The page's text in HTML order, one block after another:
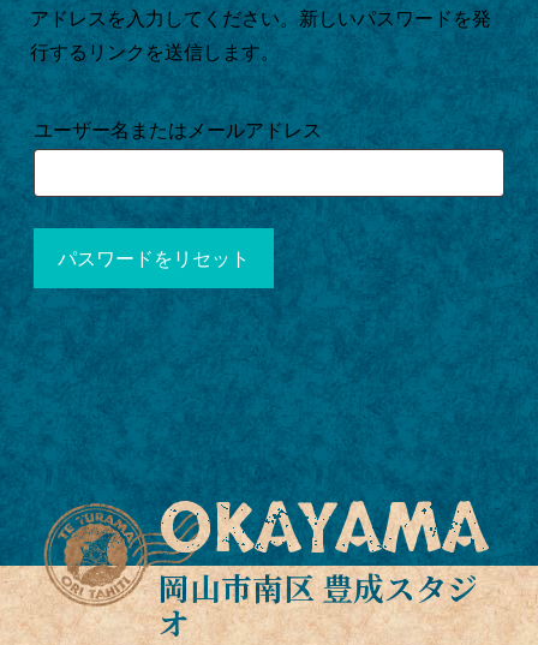
アドレスを入力してください。新しいパスワードを発
行するリンクを送信します。
ユーザー名またはメールアドレス
パスワードをリセット
OKAYAMA
岡山市南区 豊成スタジ
オ